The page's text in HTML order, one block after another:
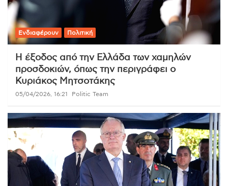
Ενδιαφέρουν Πολιτική
Η έξοδος από την Ελλάδα των χαμηλών
προσδοκιών, όπως την περιγράφει ο
Κυριάκος Μητσοτάκης
05/04/2026, 16:21 Politic Team